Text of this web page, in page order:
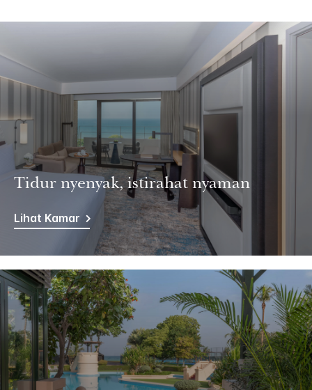
Tidur nyenyak, istirahat nyaman
Lihat Kamar